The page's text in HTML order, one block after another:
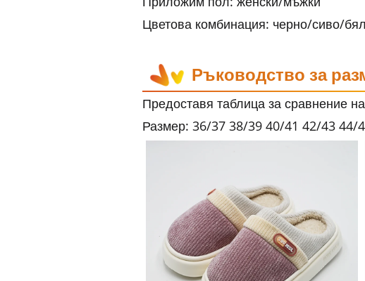
Цветова комбинация: черно/сиво/
Ръководство за
Предоставя таблица за сравнение
Размер: 36/37 38/39 40/41 42/43 44/